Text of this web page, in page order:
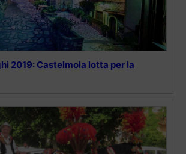
2019: Castelmola lotta per la